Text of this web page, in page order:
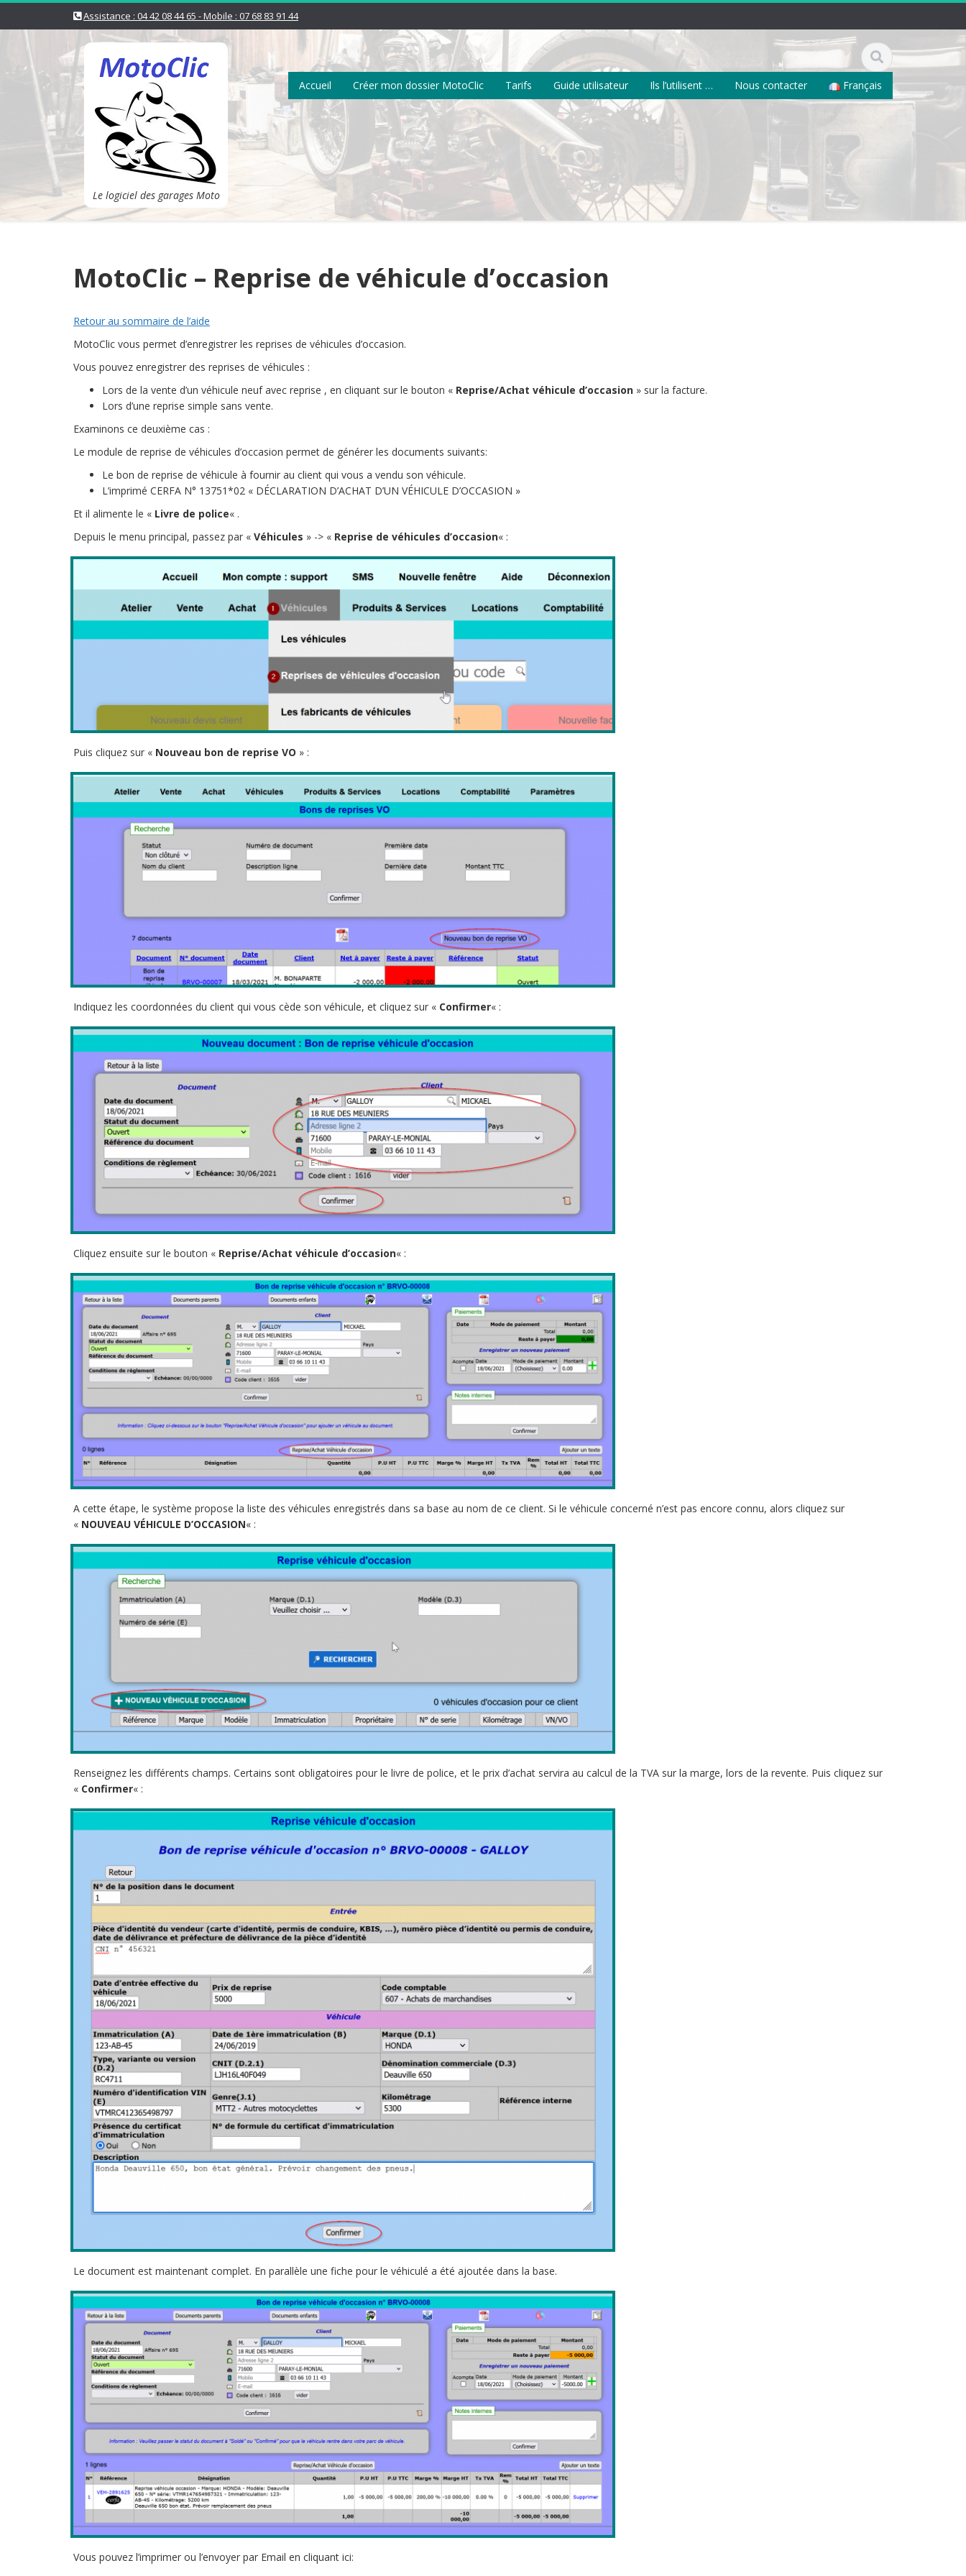
Assistance : 04 42 08 44 65 - Mobile : 07 68 83 91 44
Le logiciel des garages Moto
Accueil Créer mon dossier MotoClic Tarifs Guide utilisateur Ils l’utilisent … Nous contacter Français
MotoClic – Reprise de véhicule d’occasion
Retour au sommaire de l’aide
MotoClic vous permet d’enregistrer les reprises de véhicules d’occasion.
Vous pouvez enregistrer des reprises de véhicules :
Lors de la vente d’un véhicule neuf avec reprise , en cliquant sur le bouton « Reprise/Achat véhicule d’occasion » sur la facture.
Lors d’une reprise simple sans vente.
Examinons ce deuxième cas :
Le module de reprise de véhicules d’occasion permet de générer les documents suivants:
Le bon de reprise de véhicule à fournir au client qui vous a vendu son véhicule.
L’imprimé CERFA N° 13751*02 « DÉCLARATION D’ACHAT D’UN VÉHICULE D’OCCASION »
Et il alimente le « Livre de police« .
Depuis le menu principal, passez par « Véhicules » -> « Reprise de véhicules d’occasion« :
Puis cliquez sur « Nouveau bon de reprise VO » :
Indiquez les coordonnées du client qui vous cède son véhicule, et cliquez sur « Confirmer« :
Cliquez ensuite sur le bouton « Reprise/Achat véhicule d’occasion« :
A cette étape, le système propose la liste des véhicules enregistrés dans sa base au nom de ce client. Si le véhicule concerné n’est pas encore connu, alors cliquez sur
« NOUVEAU VÉHICULE D’OCCASION« :
Renseignez les différents champs. Certains sont obligatoires pour le livre de police, et le prix d’achat servira au calcul de la TVA sur la marge, lors de la revente. Puis cliquez sur
« Confirmer« :
Le document est maintenant complet. En parallèle une fiche pour le véhiculé a été ajoutée dans la base.
Vous pouvez l’imprimer ou l’envoyer par Email en cliquant ici: